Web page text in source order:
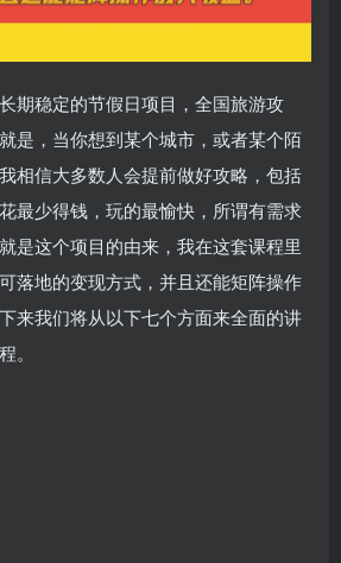
期稳定的节假日项目，全国旅游攻
是，当你想到某个城市，或者某个陌
相信大多数人会提前做好攻略，包括
最少得钱，玩的最愉快，所谓有需求
是这个项目的由来，我在这套课程里
落地的变现方式，并且还能矩阵操作
来我们将从以下七个方面来全面的讲
。